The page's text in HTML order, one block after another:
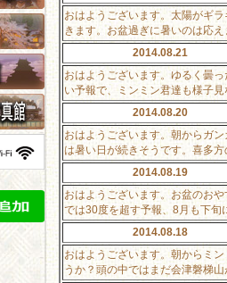
おはようございます。太陽がギ
きます。お盆過ぎに暑いのは応
2014.08.21
おはようございます。ゆるく曇
い予報で、ミンミン君達も様子
2014.08.20
おはようございます。朝からガ
は暑い日が続きそうです。喜多
2014.08.19
おはようございます。お盆のお
では30度を超す予報、8月も下旬
2014.08.18
おはようございます。朝からミ
うか？頭の中ではまだ会津磐梯